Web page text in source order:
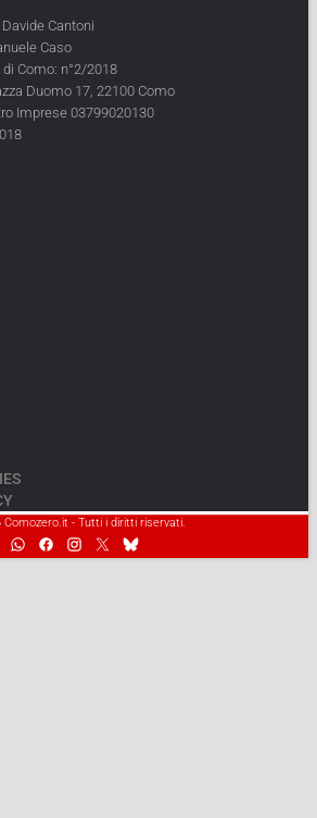
Cantoni
Caso
Como: n°2/2018
Duomo 17, 22100 Como
Imprese 03799020130
- Tutti i diritti riservati.